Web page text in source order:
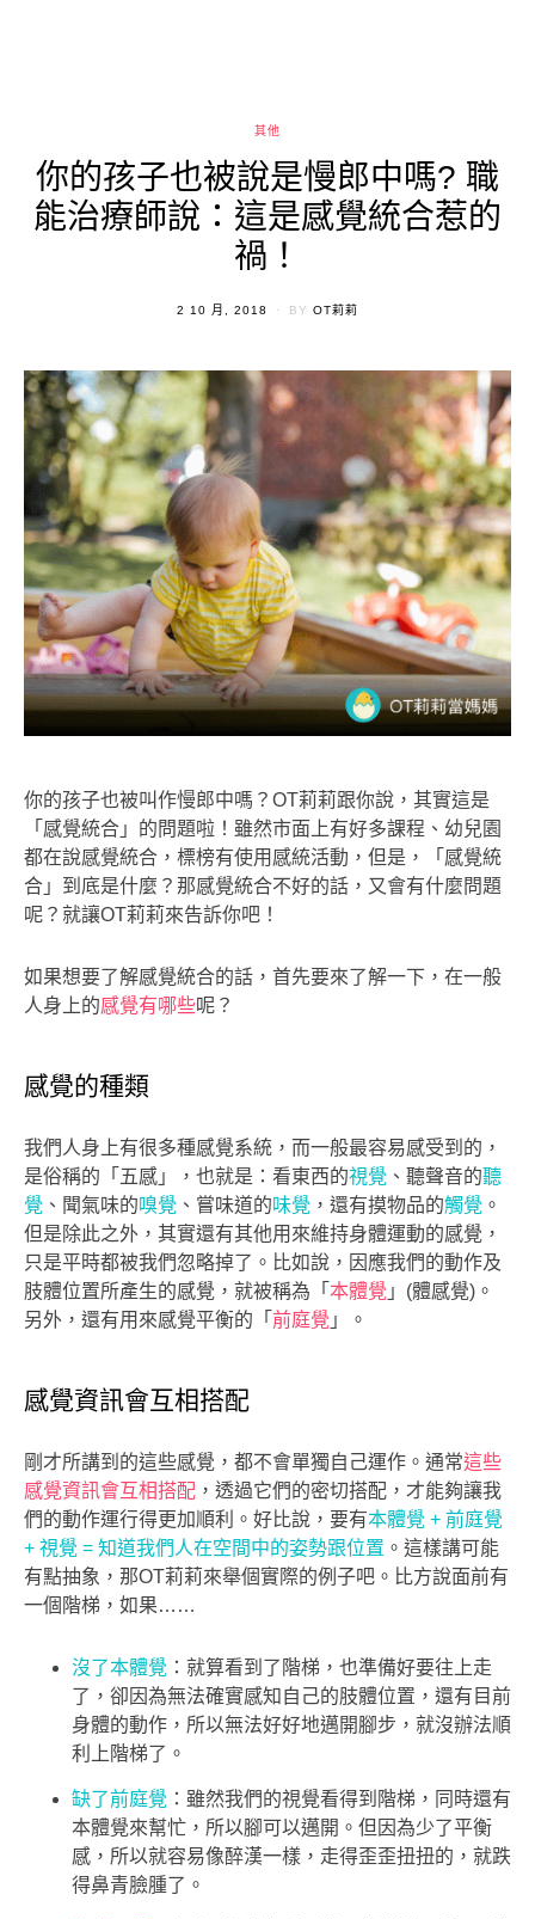
其他
你的孩子也被說是慢郎中嗎? 職
能治療師說：這是感覺統合惹的
禍！
POSTED
2 10 月, 2018 BY OT莉莉
你的孩子也被叫作慢郎中嗎？OT莉莉跟你說，其實這是
「感覺統合」的問題啦！雖然市面上有好多課程、幼兒園
都在說感覺統合，標榜有使用感統活動，但是，「感覺統
合」到底是什麼？那感覺統合不好的話，又會有什麼問題
呢？就讓OT莉莉來告訴你吧！
如果想要了解感覺統合的話，首先要來了解一下，在一般
人身上的感覺有哪些呢？
感覺的種類
我們人身上有很多種感覺系統，而一般最容易感受到的，
是俗稱的「五感」，也就是：看東西的視覺 、聽聲音的聽
覺 、聞氣味的嗅覺 、嘗味道的味覺 ，還有摸物品的觸覺 。
但是除此之外，其實還有其他用來維持身體運動的感覺，
只是平時都被我們忽略掉了。比如說，因應我們的動作及
肢體位置所產生的感覺，就被稱為「 本體覺 」(體感覺)。
另外，還有用來感覺平衡的「 前庭覺 」。
感覺資訊會互相搭配
剛才所講到的這些感覺，都不會單獨自己運作。通常這些
感覺資訊會互相搭配 ，透過它們的密切搭配，才能夠讓我
們的動作運行得更加順利。好比說，要有本體覺 + 前庭覺
+ 視覺 = 知道我們人在空間中的姿勢跟位置 。這樣講可能
有點抽象，那OT莉莉來舉個實際的例子吧。比方說面前有
一個階梯，如果……
沒了本體覺 ：就算看到了階梯，也準備好要往上走
了，卻因為無法確實感知自己的肢體位置，還有目前
身體的動作，所以無法好好地邁開腳步，就沒辦法順
利上階梯了。
缺了前庭覺 ：雖然我們的視覺看得到階梯，同時還有
本體覺來幫忙，所以腳可以邁開。但因為少了平衡
感，所以就容易像醉漢一樣，走得歪歪扭扭的，就跌
得鼻青臉腫了。